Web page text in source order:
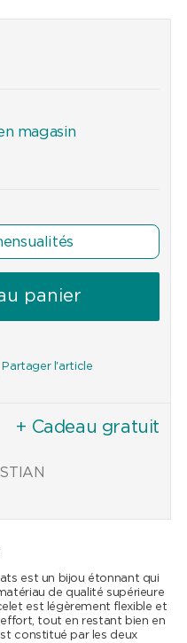
magasin
panier
Partager l'article
+ Cadeau gratuit
est un bijou étonnant qui
de qualité supérieure
est légèrement flexible et
tout en restant bien en
constitué par les deux